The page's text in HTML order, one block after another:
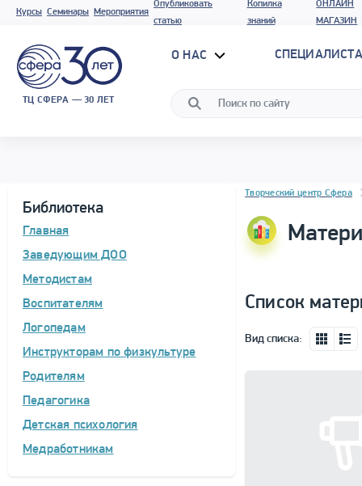
Курсы Семинары Мероприятия
Опубликовать
статью
Копилка
знаний
ОНЛАЙН
МАГАЗИН
ТЦ СФЕРА — 30 ЛЕТ
О НАС
Библиотека
Главная
Заведующим ДОО
Методистам
Воспитателям
Логопедам
Инструкторам по физкультуре
Родителям
Педагогика
Детская психология
Медработникам
Блок новостей
Творческий центр Сфера
Список
Вид списка: